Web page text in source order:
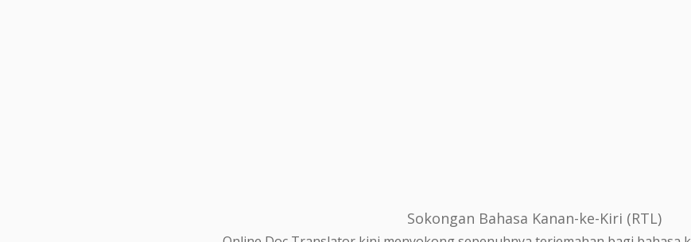
Sokongan Bahasa Kanan-ke-Kiri (RTL)